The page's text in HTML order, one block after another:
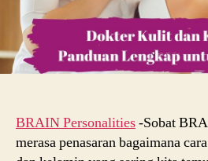
BRAIN Personalities-Sobat
merasa penasaran bagaimana